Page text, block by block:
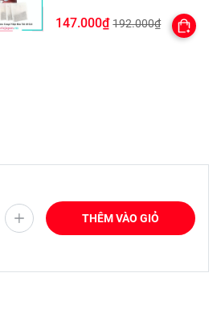
147.000₫ 192.000₫
THÊM VÀO GIỎ